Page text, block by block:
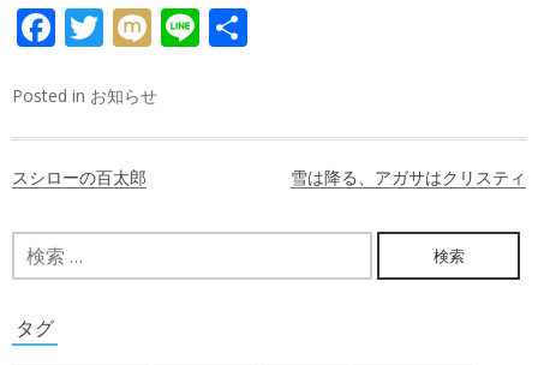
FACEBOOK
TWITTER
MIXILINE
Posted in お知らせ
ナ
ビ
ゲ
スシローの百太郎 雪は降る、アガサはクリスティ
検
索:
タグ